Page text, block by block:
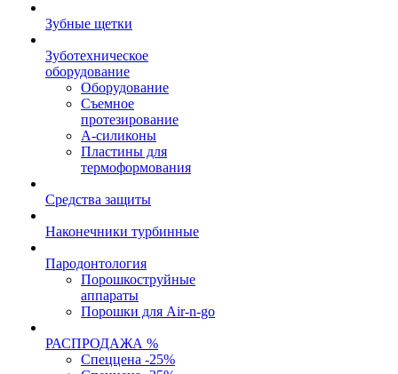
Зубные щетки
Зуботехническое
оборудование
Оборудование
Съемное
протезирование
А-силиконы
Пластины для
термоформования
Средства защиты
Наконечники турбинные
Пародонтология
Порошкоструйные
аппараты
Порошки для Air-n-go
РАСПРОДАЖА %
Спеццена -25%